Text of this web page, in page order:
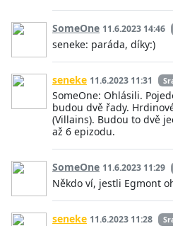
SomeOne 11.6.2023 14:46
seneke: paráda, díky:)
seneke 11.6.2023 11:31
SomeOne: Ohlásili.
budou dvě řady.
(Villains). Budou to dvě
až 6 epizodu.
SomeOne 11.6.2023 11:29
Někdo ví, jestli Egmont
seneke 11.6.2023 11:28